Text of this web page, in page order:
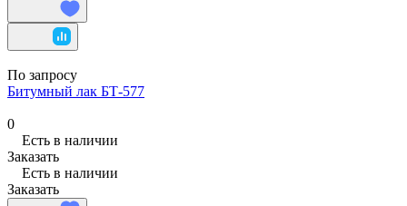
По запросу
Битумный лак БТ-577
0
Есть в наличии
Заказать
Есть в наличии
Заказать